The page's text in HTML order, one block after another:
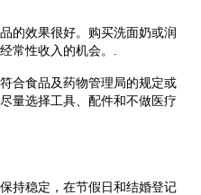
的效果很好。购买洗面奶或润
常性收入的机会。.
合食品及药物管理局的规定或
量选择工具、配件和不做医疗
持稳定，在节假日和结婚登记